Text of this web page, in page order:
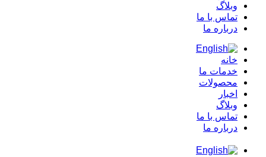
وبلاگ
تماس با ما
درباره ما
خانه
خدمات ما
محصولات
اخبار
وبلاگ
تماس با ما
درباره ما